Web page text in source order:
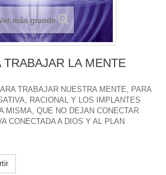
más grande
TRABAJAR LA MENTE
TRABAJAR NUESTRA MENTE, PARA
RACIONAL Y LOS IMPLANTES
MISMA, QUE NO DEJAN CONECTAR
CONECTADA A DIOS Y AL PLAN